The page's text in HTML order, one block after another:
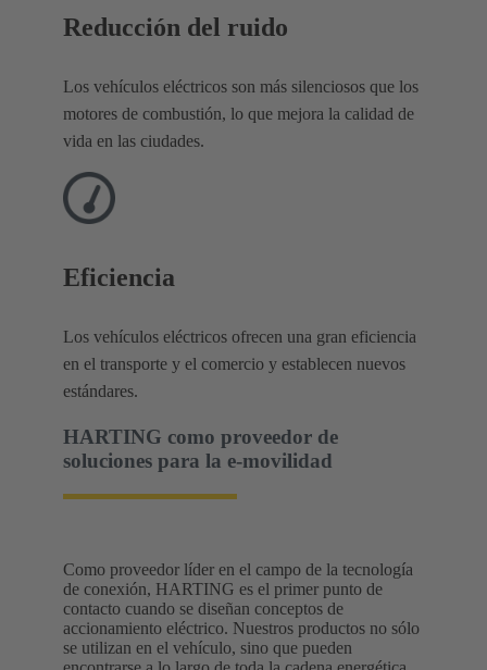
Reducción del ruido
Los vehículos eléctricos son más silenciosos que los
motores de combustión, lo que mejora la calidad de
vida en las ciudades.
Eficiencia
Los vehículos eléctricos ofrecen una gran eficiencia
en el transporte y el comercio y establecen nuevos
estándares.
HARTING como proveedor de
soluciones para la e-movilidad
Como proveedor líder en el campo de la tecnología
de conexión, HARTING es el primer punto de
contacto cuando se diseñan conceptos de
accionamiento eléctrico. Nuestros productos no sólo
se utilizan en el vehículo, sino que pueden